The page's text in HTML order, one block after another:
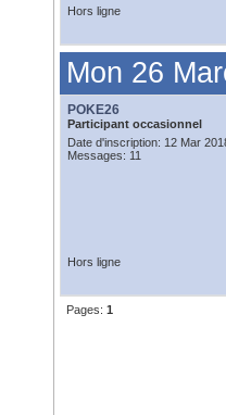
Hors ligne
Mon 26
POKE26
Participant occasionnel
Date d'inscription: 12 Mar
Messages: 11
Hors ligne
Pages: 1